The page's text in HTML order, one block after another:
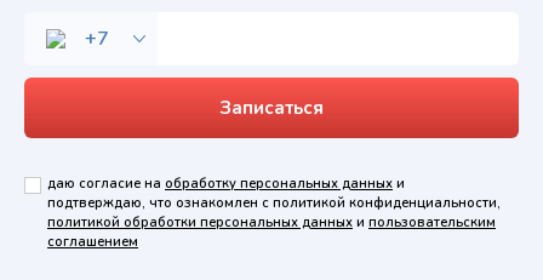
даю согласие на обработку персональных данных и
подтверждаю, что ознакомлен с политикой конфиденциальности,
политикой обработки персональных данных и пользовательским
соглашением